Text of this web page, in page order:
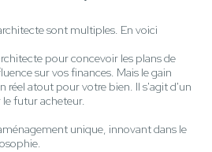
sont multiples. En voici
pour concevoir les plans de
sur vos finances. Mais le gain
réel atout pour votre bien. Il s'agit d'un
futur acheteur.
unique, innovant dans le